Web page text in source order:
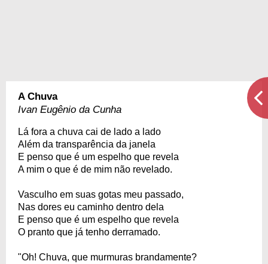
A Chuva
Ivan Eugênio da Cunha
Lá fora a chuva cai de lado a lado
Além da transparência da janela
E penso que é um espelho que revela
A mim o que é de mim não revelado.
Vasculho em suas gotas meu passado,
Nas dores eu caminho dentro dela
E penso que é um espelho que revela
O pranto que já tenho derramado.
"Oh! Chuva, que murmuras brandamente?